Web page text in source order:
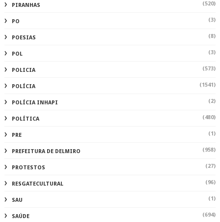
PIRANHAS (520)
PO (3)
POESIAS (8)
POL (3)
POLICIA (573)
POLÍCIA (1541)
POLÍCIA INHAPI (2)
POLÍTICA (480)
PRE (1)
PREFEITURA DE DELMIRO (958)
PROTESTOS (27)
RESGATECULTURAL (96)
SAU (1)
SAÚDE (694)